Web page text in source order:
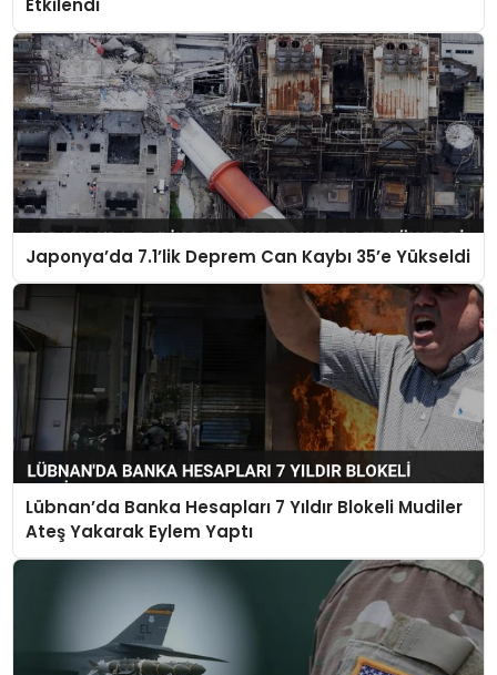
Etkilendi
Japonya’da 7.1’lik Deprem Can Kaybı 35’e Yükseldi
Lübnan’da Banka Hesapları 7 Yıldır Blokeli Mudiler
Ateş Yakarak Eylem Yaptı